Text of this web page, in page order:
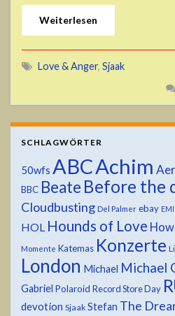
Weiterlesen
Love & Anger, Sjaak
SCHLAGWÖRTER
50wfs ABCAchim
BBC Beate Before the
Cloudbusting Del Palmer ebay EMI
HOL Hounds of Love
Momente Katemas Konzerte
London Michael Michael
Gabriel Polaroid Record Store Day
devotion Sjaak Stefan The